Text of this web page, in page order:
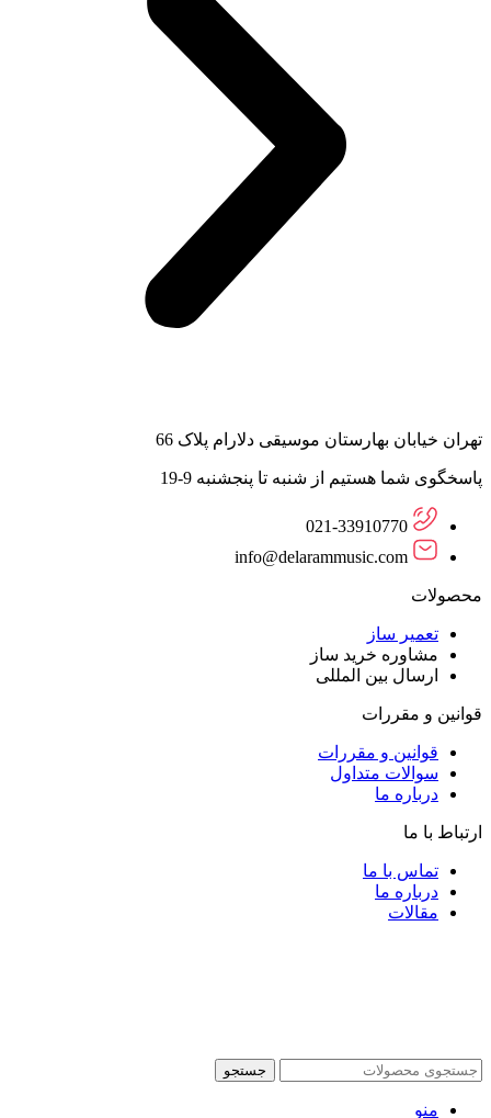
تهران خیابان بهارستان موسیقی دلارام پلاک 66
پاسخگوی شما هستیم از شنبه تا پنجشنبه 9-19
021-33910770
info@delarammusic.com
محصولات
تعمیر ساز
مشاوره خرید ساز
ارسال بین المللی
قوانین و مقررات
قوانین و مقررات
سوالات متداول
درباره ما
ارتباط با ما
تماس با ما
درباره ما
مقالات
جستجو
منو